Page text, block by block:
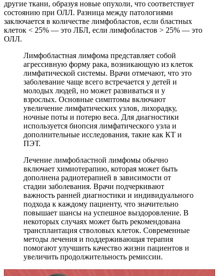
другие ткани, образуя новые опухоли, что соответствует
состоянию при ОЛЛ. Разница между патологиями
заключается в количестве лимфобластов, если бластных
клеток < 25% — это ЛБЛ, если лимфобластов > 25% — это
ОЛЛ.
Лимфобластная лимфома представляет собой
агрессивную форму рака, возникающую из клеток
лимфатической системы. Врачи отмечают, что это
заболевание чаще всего встречается у детей и
молодых людей, но может развиваться и у
взрослых. Основные симптомы включают
увеличение лимфатических узлов, лихорадку,
ночные поты и потерю веса. Для диагностики
используется биопсия лимфатического узла и
дополнительные исследования, такие как КТ и
ПЭТ.
Лечение лимфобластной лимфомы обычно
включает химиотерапию, которая может быть
дополнена радиотерапией в зависимости от
стадии заболевания. Врачи подчеркивают
важность ранней диагностики и индивидуального
подхода к каждому пациенту, что значительно
повышает шансы на успешное выздоровление. В
некоторых случаях может быть рекомендована
трансплантация стволовых клеток. Современные
методы лечения и поддерживающая терапия
помогают улучшить качество жизни пациентов и
увеличить продолжительность ремиссии.